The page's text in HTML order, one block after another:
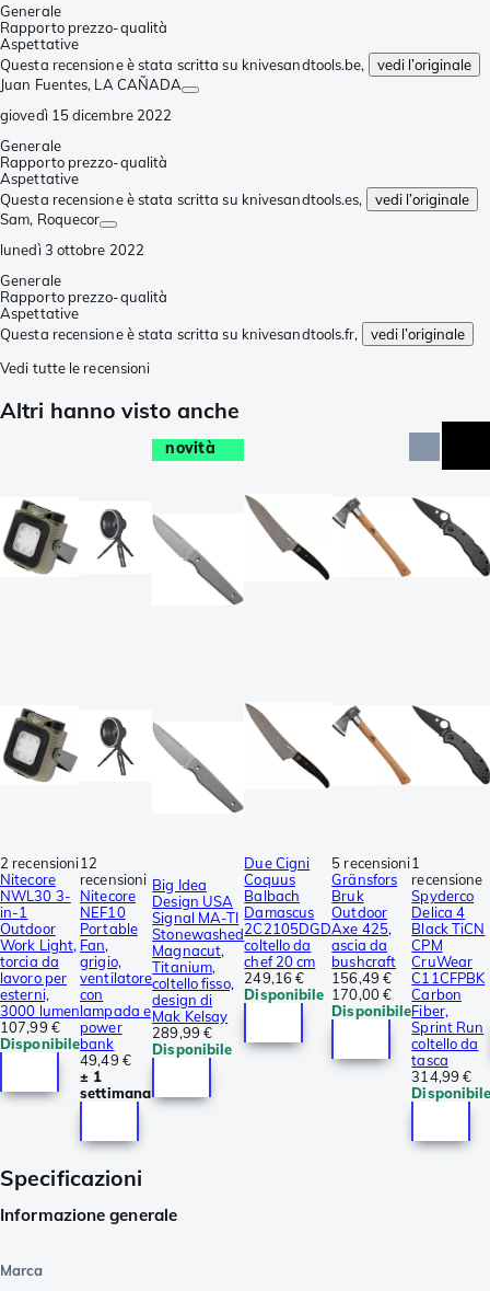
Generale
Rapporto prezzo-qualità
Aspettative
Questa recensione è stata scritta su knivesandtools.be,
vedi l’originale
Juan Fuentes, LA CAÑADA
giovedì 15 dicembre 2022
Generale
Rapporto prezzo-qualità
Aspettative
Questa recensione è stata scritta su knivesandtools.es,
vedi l’originale
Sam, Roquecor
lunedì 3 ottobre 2022
Generale
Rapporto prezzo-qualità
Aspettative
Questa recensione è stata scritta su knivesandtools.fr,
vedi l’originale
Vedi tutte le recensioni
Altri hanno visto anche
2 recensioni
Nitecore
NWL30 3-
in-1
Outdoor
Work Light,
torcia da
lavoro per
esterni,
3000 lumen
107,99 €
Disponibile
12
recensioni
Nitecore
NEF10
Portable
Fan,
grigio,
ventilatore
con
lampada e
power
bank
49,49 €
± 1
settimana
novità
Big Idea
Design USA
Signal MA-TI
Stonewashed
Magnacut,
Titanium,
coltello fisso,
design di
Mak Kelsay
289,99 €
Disponibile
Due Cigni
Coquus
Balbach
Damascus
2C2105DGD
coltello da
chef 20 cm
249,16 €
Disponibile
5 recensioni
Gränsfors
Bruk
Outdoor
Axe 425,
ascia da
bushcraft
156,49 €
170,00 €
Disponibile
1
recensione
Spyderco
Delica 4
Black TiCN
CPM
CruWear
C11CFPBK
Carbon
Fiber,
Sprint Run
coltello da
tasca
314,99 €
Specificazioni
Informazione generale
Marca